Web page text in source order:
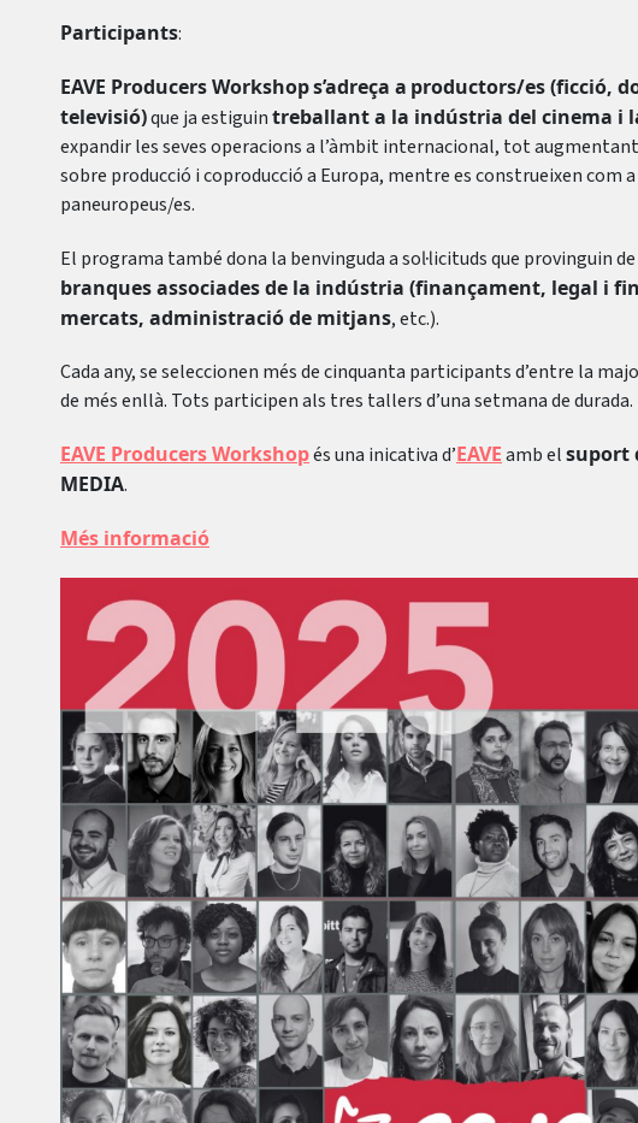
Participants:
EAVE Producers Workshops’adreça a productors/es (ficció,
televisió)que ja estiguintreballant a la indústria del cinema i
expandir les seves operacions a l’àmbit internacional, tot
sobre producció i coproducció a Europa, mentre es construeixen com
paneuropeus/es.
El programa també dona la benvinguda a sol·licituds que provinguin de
branques associades de la indústria (finançament, legal i
mercats, administració de mitjans, etc.).
Cada any, se seleccionen més de cinquanta participants d’entre la
de més enllà. Tots participen als tres tallers d’una setmana de durada.
EAVE Producers Workshopés una inicativa d’EAVEamb elsuport
MEDIA.
Més informació